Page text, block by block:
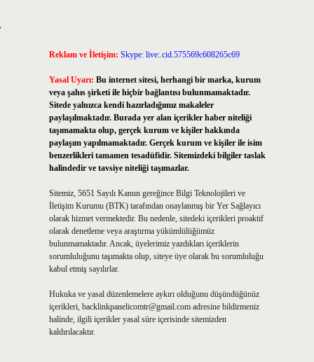
Reklam ve İletişim: Skype: live:.cid.575569c608265c69
Yasal Uyarı: Bu internet sitesi, herhangi bir marka, kurum
veya şahıs şirketi ile hiçbir bağlantısı bulunmamaktadır.
Sitede yalnızca kendi hazırladığımız makaleler
paylaşılmaktadır. Burada yer alan içerikler haber niteliği
taşımamakta olup, gerçek kurum ve kişiler hakkında
paylaşım yapılmamaktadır. Gerçek kurum ve kişiler ile isim
benzerlikleri tamamen tesadüfidir. Sitemizdeki bilgiler taslak
halindedir ve tavsiye niteliği taşımazlar.
Sitemiz, 5651 Sayılı Kanun gereğince Bilgi Teknolojileri ve
İletişim Kurumu (BTK) tarafından onaylanmış bir Yer Sağlayıcı
olarak hizmet vermektedir. Bu nedenle, sitedeki içerikleri proaktif
olarak denetleme veya araştırma yükümlülüğümüz
bulunmamaktadır. Ancak, üyelerimiz yazdıkları içeriklerin
sorumluluğunu taşımakta olup, siteye üye olarak bu sorumluluğu
kabul etmiş sayılırlar.
Hukuka ve yasal düzenlemelere aykırı olduğunu düşündüğünüz
içerikleri, backlinkpanelicomtr@gmail.comadresine bildirmeniz
halinde, ilgili içerikler yasal süre içerisinde sitemizden
kaldırılacaktır.